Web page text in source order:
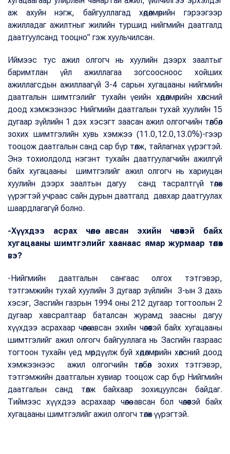
аж ахуйн нэгж, байгууллагад хөдөлмөрийн гэрээгээр
ажилладаг ажилтныг жилийн туршид нийгмийн даатгалд
даатгуулсанд тооцно” гэж хуульчилсан.
Иймээс тус ажил олгогч нь хуулийн дээрх заалтыг
баримтлан үйл ажиллагаа зогсоосноос хойших
ажиллагсдын ажиллаагүй 3-4 сарын хугацааны нийгмийн
даатгалын шимтгэлийг тухайн үеийн хөдөлмөрийн хөлсний
доод хэмжээнээс Нийгмийн даатгалын тухай хуулийн 15
дугаар зүйлийн 1 дэх хэсэгт заасан ажил олгогчийн төлбөл
зохих шимтгэлийн хувь хэмжээ (11.0,12.0,13.0%)-гээр
тооцож даатгалын санд сар бүр төлж, тайлагнах үүрэгтэй.
Энэ тохиолдолд нэгэнт тухайн даатгуулагчийн ажилгүй
байх хугацааны шимтгэлийг ажил олгогч нь хариуцан
хуулийн дээрх заалтын дагуу санд тасралтгүй төлөх
үүрэгтэй учраас сайн дурын даатгалд давхар даатгуулах
шаардлагагүй болно.
-Хүүхдээ асрах чөлөө авсан эхийн чөлөөтэй байх
хугацааны шимтгэлийг хаанаас ямар журмаар төлөх
вэ?
-Нийгмийн даатгалын сангаас олгох тэтгэвэр,
тэтгэмжийн тухай хуулийн 3 дугаар зүйлийн 3-ын 3 дахь
хэсэг, Засгийн газрын 1994 оны 212 дугаар тогтоолын 2
дугаар хавсралтаар баталсан журамд заасны дагуу
хүүхдээ асрахаар чөлөө авсан эхийн чөлөөтэй байх хугацааны
шимтгэлийг ажил олгогч байгууллага нь Засгийн газраас
тогтоон тухайн үед мөрдүүлж буй хөдөлмөрийн хөлсний доод
хэмжээнээс ажил олгогчийн төлбөл зохих тэтгэвэр,
тэтгэмжийн даатгалын хувиар тооцож сар бүр Нийгмийн
даатгалын санд төлж байхаар зохицуулсан байдаг.
Тиймээс хүүхдээ асрахаар чөлөө авсан бол чөлөөтэй байх
хугацааны шимтгэлийг ажил олгогч төлөх үүрэгтэй.